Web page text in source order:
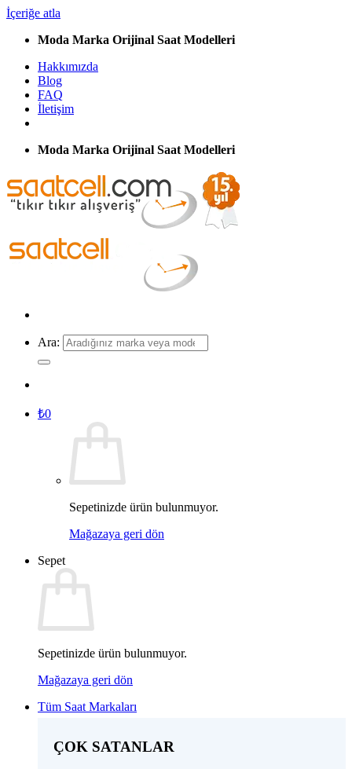
İçeriğe atla
Moda Marka Orijinal Saat Modelleri
Hakkımızda
Blog
FAQ
İletişim
Moda Marka Orijinal Saat Modelleri
Ara:
₺0
Sepetinizde ürün bulunmuyor.
Mağazaya geri dön
Sepet
Sepetinizde ürün bulunmuyor.
Mağazaya geri dön
Tüm Saat Markaları
ÇOK SATANLAR